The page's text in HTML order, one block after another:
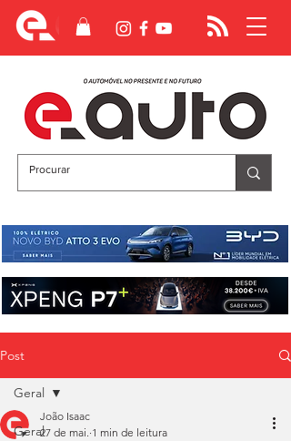
Post
Geral
Geral
João Isaac
27 de mai. 1 min de leitura